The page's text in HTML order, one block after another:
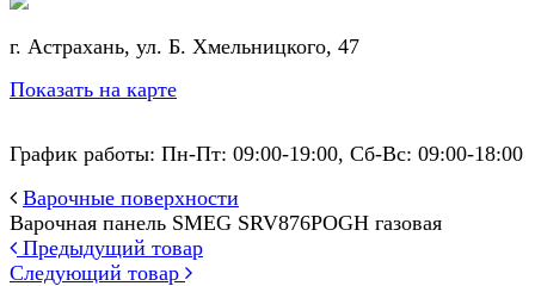
г. Астрахань, ул. Б. Хмельницкого, 47
Показать на карте
График работы: Пн-Пт: 09:00-19:00, Сб-Вс: 09:00-18:00
Варочные поверхности
Варочная панель SMEG SRV876POGH газовая
Предыдущий товар
Следующий товар